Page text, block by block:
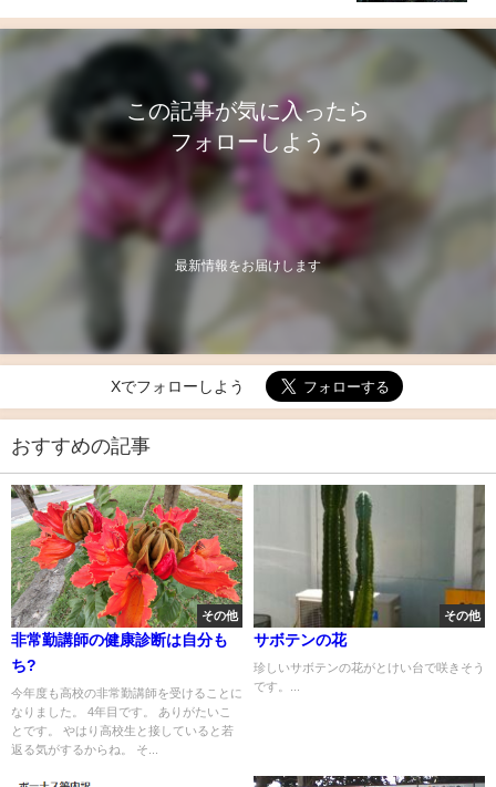
この記事が気に入ったら
フォローしよう
最新情報をお届けします
Xでフォローしよう
おすすめの記事
その他
非常勤講師の健康診断は自分も
ち?
今年度も高校の非常勤講師を受けることに
なりました。 4年目です。 ありがたいこ
とです。 やはり高校生と接していると若
返る気がするからね。 そ...
その他
サボテンの花
珍しいサボテンの花がとけい台で咲きそう
です。...